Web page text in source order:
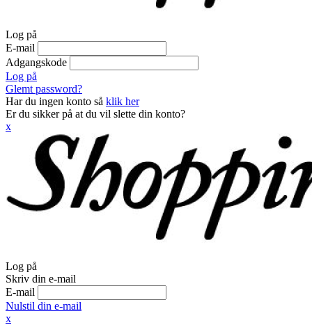
Log på
E-mail
Adgangskode
Log på
Glemt password?
Har du ingen konto så klik her
Er du sikker på at du vil slette din konto?
x
Log på
Skriv din e-mail
E-mail
Nulstil din e-mail
x